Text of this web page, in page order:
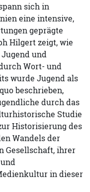
sich in
eine intensive,
geprägte
Hilgert zeigt, wie
und
Wort- und
wurde Jugend als
beschrieben,
durch das
Studie
Historisierung des
Wandels der
Gesellschaft, ihrer
in dieser